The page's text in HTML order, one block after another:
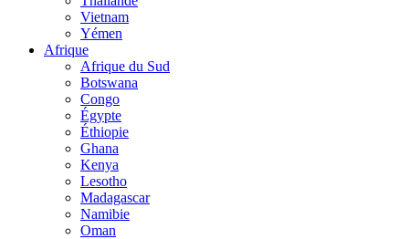
Vietnam
Yémen
Afrique
Afrique du Sud
Botswana
Congo
Égypte
Éthiopie
Ghana
Kenya
Lesotho
Madagascar
Namibie
Oman